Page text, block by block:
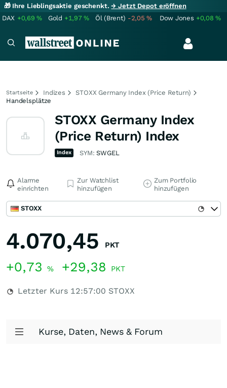
🎁 Ihre Lieblingsaktie geschenkt.→ Jetzt Depot eröffnen
DAX +0,69% Gold +1,97% Öl (Brent) -2,05% Dow Jones +0,08%
Startseite Indizes
STOXX Germany Index (Price Return)
Handelsplätze
STOXX Germany Index
(Price Return) Index
Index SYM:SWGEL
Alarme
einrichten
Zur Watchlist
hinzufügen
Zum Portfolio
hinzufügen
STOXX
4.070,45 PKT
+0,73 % +29,38 PKT
Letzter Kurs 12:57:00 STOXX
Kurse, Daten, News & Forum